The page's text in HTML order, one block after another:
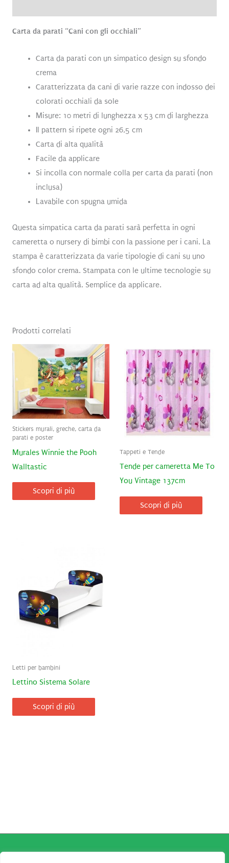
Carta da parati “Cani con gli occhiali”
Carta da parati con un simpatico design su sfondo
crema
Caratterizzata da cani di varie razze con indosso dei
colorati occhiali da sole
Misure: 10 metri di lunghezza x 53 cm di larghezza
Il pattern si ripete ogni 26,5 cm
Carta di alta qualità
Facile da applicare
Si incolla con normale colla per carta da parati (non
inclusa)
Lavabile con spugna umida
Questa simpatica carta da parati sarà perfetta in ogni
cameretta o nursery di bimbi con la passione per i cani. La
stampa è caratterizzata da varie tipologie di cani su uno
sfondo color crema. Stampata con le ultime tecnologie su
carta ad alta qualità. Semplice da applicare.
Prodotti correlati
Stickers murali, greche, carta da
parati e poster
Murales Winnie the Pooh
Walltastic
Scopri di più
Tappeti e Tende
Tende per cameretta Me To
You Vintage 137cm
Scopri di più
Letti per bambini
Lettino Sistema Solare
Scopri di più